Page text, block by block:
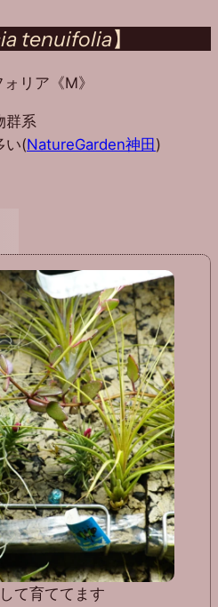
tenuifolia】
リア《M》
群系
い(NatureGarden神田)
て育ててます